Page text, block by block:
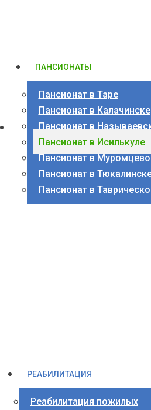
ПАНСИОНАТЫ
Пансионат в Таре
Пансионат в Калачинске
Пансионат в
Пансионат в Исилькуле
Пансионат в Муромцево
Пансионат в
Пансионат в
РЕАБИЛИТАЦИЯ
Реабилитация пожилых